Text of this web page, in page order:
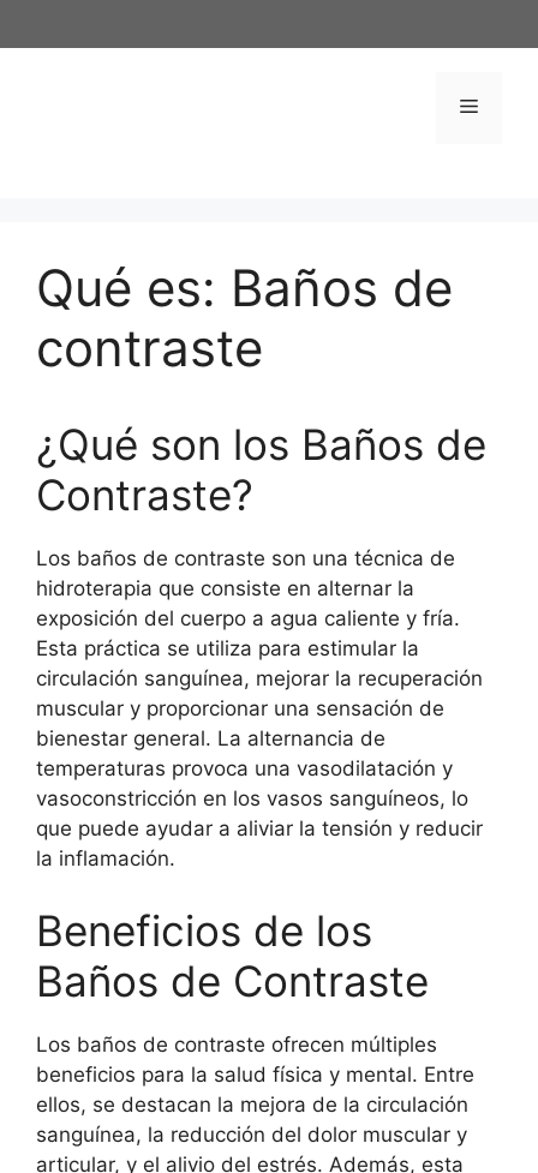
al
Menú
Qué es: Baños de
contraste
¿Qué son los Baños de
Contraste?
Los baños de contraste son una técnica de
hidroterapia que consiste en alternar la
exposición del cuerpo a agua caliente y fría.
Esta práctica se utiliza para estimular la
circulación sanguínea, mejorar la recuperación
muscular y proporcionar una sensación de
bienestar general. La alternancia de
temperaturas provoca una vasodilatación y
vasoconstricción en los vasos sanguíneos, lo
que puede ayudar a aliviar la tensión y reducir
la inflamación.
Beneficios de los
Baños de Contraste
Los baños de contraste ofrecen múltiples
beneficios para la salud física y mental. Entre
ellos, se destacan la mejora de la circulación
sanguínea, la reducción del dolor muscular y
articular, y el alivio del estrés. Además, esta